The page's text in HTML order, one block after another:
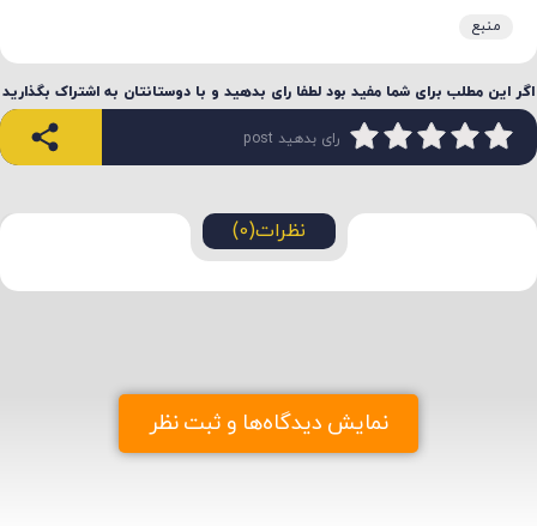
منبع
اگر این مطلب برای شما مفید بود لطفا رای بدهید و با دوستانتان به اشتراک بگذارید
رای بدهید post
نمایش دیدگاه‌ها و ثبت نظر
نظرات(0)